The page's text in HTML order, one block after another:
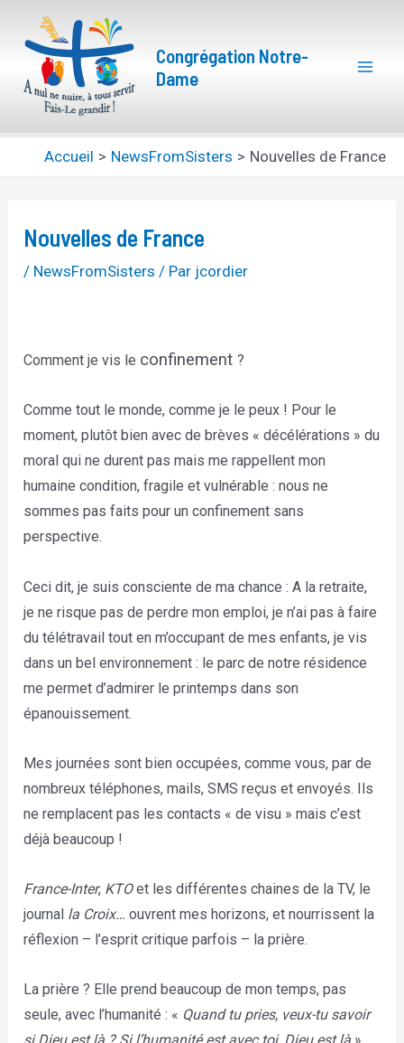
contenu
Congrégation Notre-
Dame
Accueil NewsFromSisters Nouvelles de France
Nouvelles de France
/ NewsFromSisters / Par jcordier
Comment je vis le confinement?
Comme tout le monde, comme je le peux ! Pour le
moment, plutôt bien avec de brèves « décélérations » du
moral qui ne durent pas mais me rappellent mon
humaine condition, fragile et vulnérable : nous ne
sommes pas faits pour un confinement sans
perspective.
Ceci dit, je suis consciente de ma chance : A la retraite,
je ne risque pas de perdre mon emploi, je n’ai pas à faire
du télétravail tout en m’occupant de mes enfants, je vis
dans un bel environnement : le parc de notre résidence
me permet d’admirer le printemps dans son
épanouissement.
Mes journées sont bien occupées, comme vous, par de
nombreux téléphones, mails, SMS reçus et envoyés. Ils
ne remplacent pas les contacts « de visu » mais c’est
déjà beaucoup !
France-Inter, KTOet les différentes chaines de la TV, le
journal la Croix… ouvrent mes horizons, et nourrissent la
réflexion – l’esprit critique parfois – la prière.
La prière ? Elle prend beaucoup de mon temps, pas
seule, avec l’humanité : « Quand tu pries, veux-tu savoir
Navigation
des
articles